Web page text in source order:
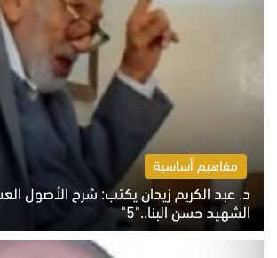
مفاهيم أساسية
د. عبد الكريم زيدان يكتب: شرح الأصول
الشهيد حسن البنا.."5"
السبت 8 أغسطس 2026 10:46 ص